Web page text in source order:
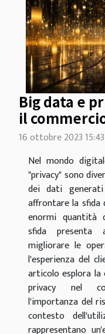
Big data e
il
16 ottobre 2023 15:43
Nel mondo
"privacy" sono
dei dati
affrontare la sfida
enormi quantità
sfida presenta
migliorare le
l'esperienza del
articolo esplora
privacy nel
l'importanza del
contesto
rappresentano